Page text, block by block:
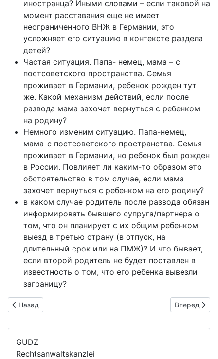
GUDZ
Rechtsanwaltskanzlei
иностранца? Иными словами – если таковой на
момент расставания еще не имеет
неограниченного ВНЖ в Германии, это
усложняет его ситуацию в контексте раздела
детей?
Частая ситуация. Папа- немец, мама – с
постсоветского пространства. Семья
проживает в Германии, ребенок рожден тут
же. Какой механизм действий, если после
развода мама захочет вернуться с ребенком
на родину?
Немного изменим ситуацию. Папа-немец,
мама-с постсоветского пространства. Семья
проживает в Германии, но ребенок был рожден
в России. Повлияет ли каким-то образом это
обстоятельство в том случае, если мама
захочет вернуться с ребенком на его родину?
в каком случае родитель после развода обязан
информировать бывшего супруга/партнера о
том, что он планирует с их общим ребенком
выезд в третью страну (в отпуск, на
длительный срок или на ПМЖ)? И что бывает,
если второй родитель не будет поставлен в
известность о том, что его ребенка вывезли
заграницу?
Предыдущий: споры между соседями
Назад Следующий:
Вперед